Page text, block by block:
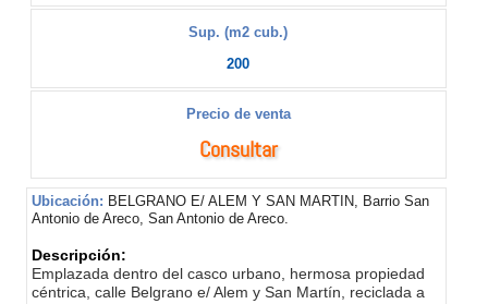
Sup. (m2 cub.)
200
Precio de venta
Consultar
Ubicación: BELGRANO E/ ALEM Y SAN MARTIN, Barrio San
Antonio de Areco, San Antonio de Areco.
Descripción:
Emplazada dentro del casco urbano, hermosa propiedad
céntrica, calle Belgrano e/ Alem y San Martín, reciclada a